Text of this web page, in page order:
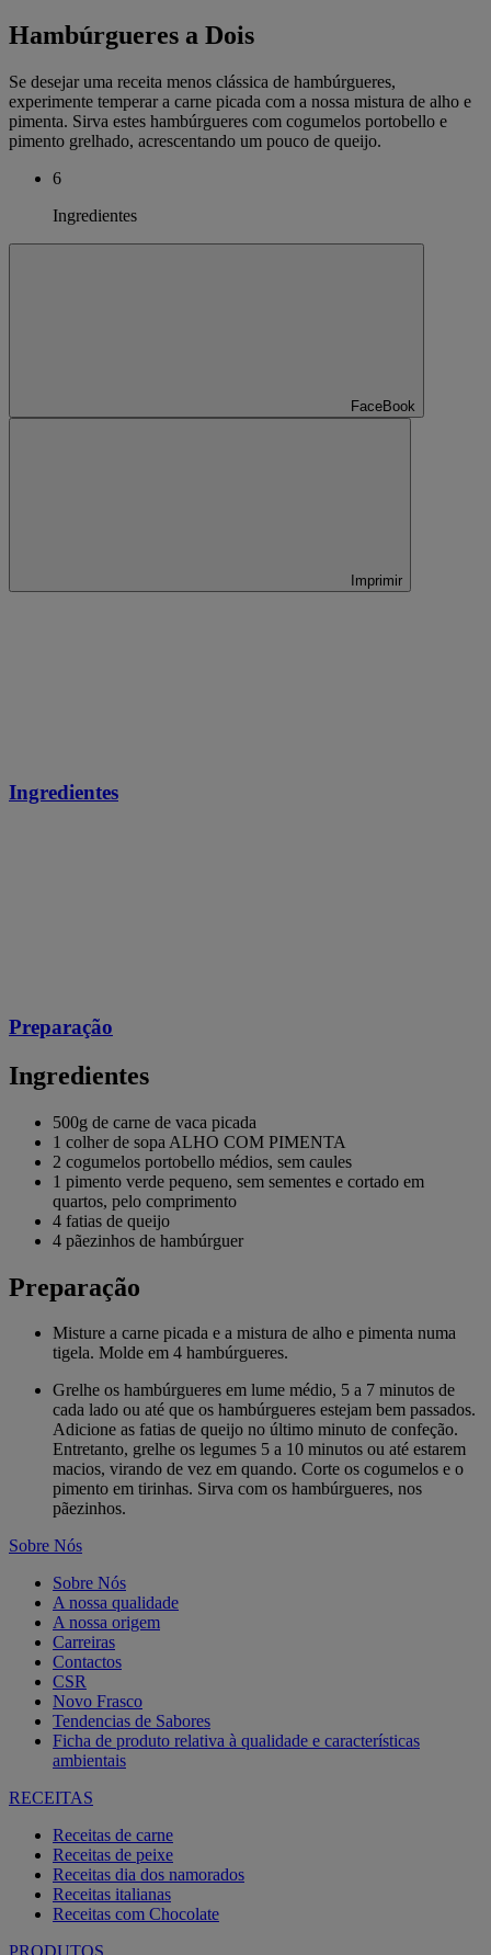
Hambúrgueres a Dois
Se desejar uma receita menos clássica de hambúrgueres,
experimente temperar a carne picada com a nossa mistura de alho e
pimenta. Sirva estes hambúrgueres com cogumelos portobello e
pimento grelhado, acrescentando um pouco de queijo.
6
Ingredientes
FaceBook
Imprimir
Ingredientes
Preparação
Ingredientes
500g de carne de vaca picada
1 colher de sopa ALHO COM PIMENTA
2 cogumelos portobello médios, sem caules
1 pimento verde pequeno, sem sementes e cortado em
quartos, pelo comprimento
4 fatias de queijo
4 pãezinhos de hambúrguer
Preparação
Misture a carne picada e a mistura de alho e pimenta numa
tigela. Molde em 4 hambúrgueres.
Grelhe os hambúrgueres em lume médio, 5 a 7 minutos de
cada lado ou até que os hambúrgueres estejam bem passados.
Adicione as fatias de queijo no último minuto de confeção.
Entretanto, grelhe os legumes 5 a 10 minutos ou até estarem
macios, virando de vez em quando. Corte os cogumelos e o
pimento em tirinhas. Sirva com os hambúrgueres, nos
pãezinhos.
Sobre Nós
Sobre Nós
A nossa qualidade
A nossa origem
Carreiras
Contactos
CSR
Novo Frasco
Tendencias de Sabores
Ficha de produto relativa à qualidade e características
ambientais
RECEITAS
Receitas de carne
Receitas de peixe
Receitas dia dos namorados
Receitas italianas
Receitas com Chocolate